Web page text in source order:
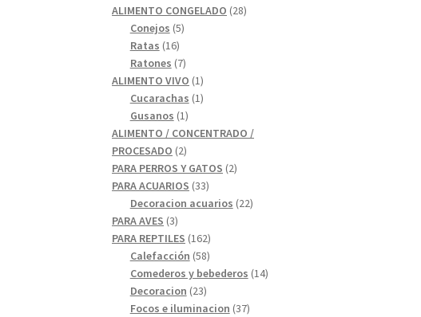
ALIMENTO CONGELADO 2828
Conejos 55
Ratas 1616
productos
Ratones 77
productos
ALIMENTO VIVO 11
producto
Cucarachas 11
Gusanos 11
producto
ALIMENTO / CONCENTRADO /
PROCESADO 22
productos
PARA PERROS Y GATOS 22
PARA ACUARIOS 3333
productos
Decoracion acuarios 2222
PARA AVES 33
productos
PARA REPTILES 162162
productos
Calefacción 5858
productos
Comederos y bebederos 1414
Decoracion 2323
productos
Focos e iluminacion 3737